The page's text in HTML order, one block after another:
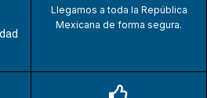
Llegamos a toda la República
Mexicana de forma segura.